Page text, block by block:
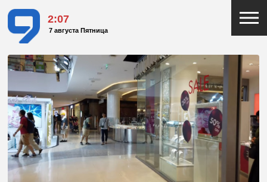
2:07
7 августа Пятница